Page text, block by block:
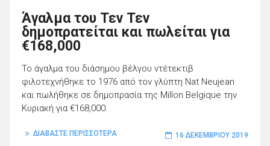
Άγαλμα του Τεν Τεν
δημοπρατείται και πωλείται για
€168,000
Το άγαλμα του διάσημου βέλγου ντέτεκτιβ
φιλοτεχνήθηκε το 1976 από τον γλύπτη Nat Neujean
και πωλήθηκε σε δημοπρασία της Millon Belgique την
Κυριακή για €168,000.
ΔΙΑΒΑΣΤΕ ΠΕΡΙΣΣΟΤΕΡΑ 16 ΔΕΚΕΜΒΡΊΟΥ 2019